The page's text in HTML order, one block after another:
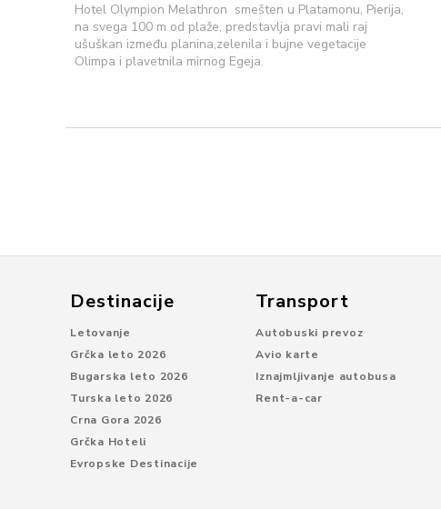
Hotel Olympion Melathron smešten u Platamonu, Pierija,
na svega 100 m od plaže, predstavlja pravi mali raj
ušuškan između planina,zelenila i bujne vegetacije
Olimpa i plavetnila mirnog Egeja.
Destinacije
Letovanje
Grčka leto 2026
Bugarska leto 2026
Turska leto 2026
Crna Gora 2026
Grčka Hoteli
Evropske Destinacije
Transport
Autobuski prevoz
Avio karte
Iznajmljivanje autobusa
Rent-a-car